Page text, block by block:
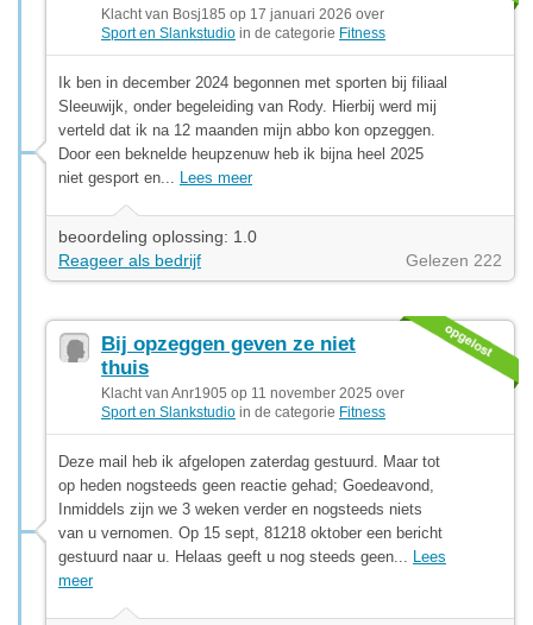
Klacht van Bosj185 op 17 januari 2026 over
Sport en Slankstudio in de categorie Fitness
Ik ben in december 2024 begonnen met sporten bij filiaal
Sleeuwijk, onder begeleiding van Rody. Hierbij werd mij
verteld dat ik na 12 maanden mijn abbo kon opzeggen.
Door een beknelde heupzenuw heb ik bijna heel 2025
niet gesport en... Lees meer
beoordeling oplossing: 1.0
Reageer als bedrijf
Gelezen 222
Bij opzeggen geven ze niet
thuis
Klacht van Anr1905 op 11 november 2025 over
Sport en Slankstudio in de categorie Fitness
Deze mail heb ik afgelopen zaterdag gestuurd. Maar tot
op heden nogsteeds geen reactie gehad; Goedeavond,
Inmiddels zijn we 3 weken verder en nogsteeds niets
van u vernomen. Op 15 sept, 81218 oktober een bericht
gestuurd naar u. Helaas geeft u nog steeds geen... Lees
meer